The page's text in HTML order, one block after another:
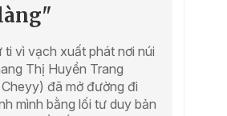
ti vì vạch xuất phát nơi núi
Thị Huyền Trang
đã mở đường đi
mình bằng lối tư duy bản